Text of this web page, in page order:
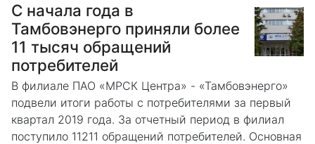
С начала года в
Тамбовэнерго приняли более
11 тысяч обращений
потребителей
В филиале ПАО «МРСК Центра» - «Тамбовэнерго»
подвели итоги работы с потребителями за первый
квартал 2019 года. За отчетный период в филиал
поступило 11211 обращений потребителей. Основная